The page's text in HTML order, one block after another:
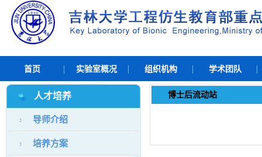
首页 实验室概况 组织机构 学术团队
人才培养
导师介绍
培养方案
博士后流动站